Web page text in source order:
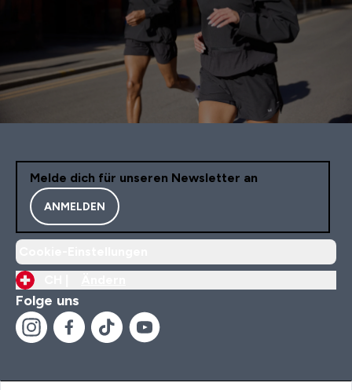
Melde dich für unseren Newsletter an
ANMELDEN
Folge uns